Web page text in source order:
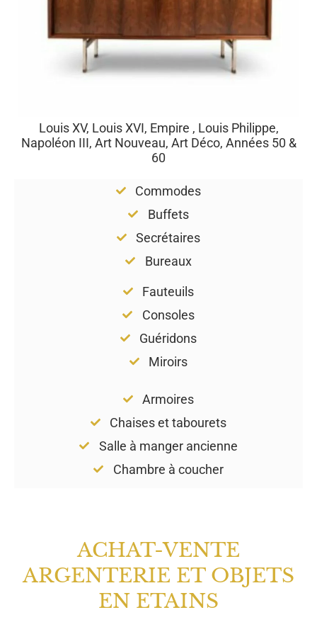
Louis XV, Louis XVI, Empire , Louis Philippe,
Napoléon III, Art Nouveau, Art Déco, Années 50 &
60
Commodes
Buffets
Secrétaires
Bureaux
Fauteuils
Consoles
Guéridons
Miroirs
Armoires
Chaises et tabourets
Salle à manger ancienne
Chambre à coucher
ACHAT-VENTE
ARGENTERIE ET OBJETS
EN ETAINS